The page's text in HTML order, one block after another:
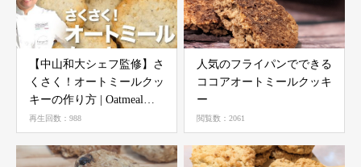
【中山和大シェフ監修】さ
くさく！オートミールクッ
キーの作り方 | Oatmeal
Cookies Recipe
再生回数：988
人気のフライパンでできる
ココアオートミールクッキ
ー
閲覧数：2061